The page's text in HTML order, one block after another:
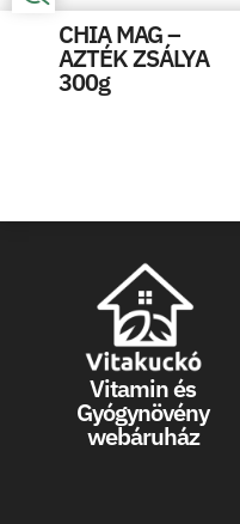
CHIA MAG –
AZTÉK ZSÁLYA
300g
Vitamin és
Gyógynövény
webáruház